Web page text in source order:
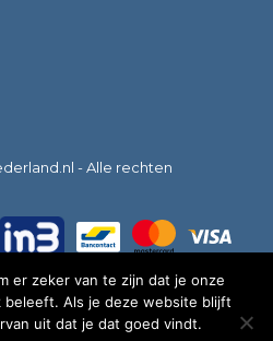
- Alle rechten
er zeker van te zijn dat je onze
Als je deze website blijft
uit dat je dat goed vindt.